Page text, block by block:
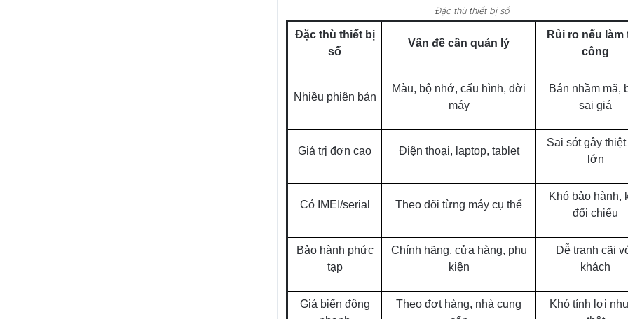
Đặc thù thiết bị số
Đặc thù thiết bị
số
Vấn đề cần quản lý
Rủi ro nếu làm
công
Nhiều phiên bản
Màu, bộ nhớ, cấu hình, đời
máy
Bán nhầm mã,
sai giá
Giá trị đơn cao Điện thoại, laptop, tablet
Sai sót gây thiệt
lớn
Có IMEI/serial Theo dõi từng máy cụ thể
Khó bảo hành,
đối chiếu
Bảo hành phức
tạp
Chính hãng, cửa hàng, phụ
kiện
Dễ tranh cãi
khách
Giá biến động
Theo đợt hàng, nhà cung
Khó tính lợi